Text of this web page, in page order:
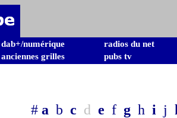
dab+/numérique
radios du net
anciennes grilles pubs tv
# a b c d e f g h i j